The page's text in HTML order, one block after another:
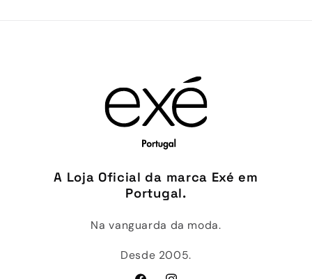
A Loja Oficial da marca Exé em
Portugal.
Na vanguarda da moda.
Desde 2005.